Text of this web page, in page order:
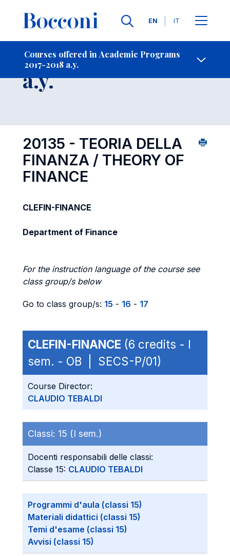
Languages
EN IT
Courses offered in Academic Programs
2017-2018 a.y.
- Contact Us
Course 2017-2018
a.y.
20135 - TEORIA DELLA
FINANZA / THEORY OF
FINANCE
CLEFIN-FINANCE
Department of Finance
For the instruction language of the course see
class group/s below
Go to class group/s: 15 - 16 - 17
CLEFIN-FINANCE (6 credits - I
sem. - OB | SECS-P/01)
Course Director:
CLAUDIO TEBALDI
Classi: 15 (I sem.)
Docenti responsabili delle classi:
Classe 15: CLAUDIO TEBALDI
Programmi d'aula (classi 15)
Materiali didattici (classi 15)
Temi d'esame (classi 15)
Avvisi (classi 15)